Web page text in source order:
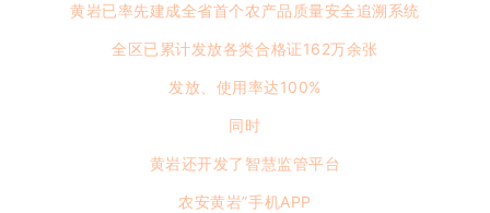
黄岩已率先建成全省首个农产品质量安全追溯系统
全区已累计发放各类合格证162万余张
发放、使用率达100%
同时
黄岩还开发了智慧监管平台
农安黄岩”手机APP